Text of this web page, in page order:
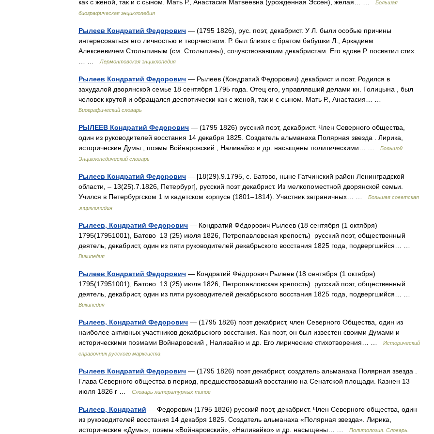
как с женой, так и с сыном. Мать Р., Анастасия Матвеевна (урожденная Эссен), желая… …
Большая
биографическая энциклопедия
Рылеев Кондратий Федорович — (1795 1826), рус. поэт, декабрист. У Л. были особые причины
интересоваться его личностью и творчеством: Р. был близок с братом бабушки Л., Аркадием
Алексеевичем Столыпиным (см. Столыпины), сочувствовавшим декабристам. Его вдове Р. посвятил стих.
Лермонтовская энциклопедия
Рылеев Кондратий Федорович — Рылеев (Кондратий Федорович) декабрист и поэт. Родился в
захудалой дворянской семье 18 сентября 1795 года. Отец его, управлявший делами кн. Голицына , был
человек крутой и обращался деспотически как с женой, так и с сыном. Мать Р., Анастасия… …
Биографический словарь
РЫЛЕЕВ Кондратий Федорович — (1795 1826) русский поэт, декабрист. Член Северного общества,
один из руководителей восстания 14 декабря 1825. Создатель альманаха Полярная звезда . Лирика,
исторические Думы , поэмы Войнаровский , Наливайко и др. насыщены политическими… …
Большой
Энциклопедический словарь
Рылеев Кондратий Федорович — [18(29).9.1795, с. Батово, ныне Гатчинский район Ленинградской
области, ‒ 13(25).7.1826, Петербург], русский поэт декабрист. Из мелкопоместной дворянской семьи.
Учился в Петербургском 1 м кадетском корпусе (1801‒1814). Участник заграничных… …
Большая советская
энциклопедия
Рылеев, Кондратий Федорович — Кондратий Фёдорович Рылеев (18 сентября (1 октября)
1795(17951001), Батово 13 (25) июля 1826, Петропавловская крепость) русский поэт, общественный
деятель, декабрист, один из пяти руководителей декабрьского восстания 1825 года, подвергшийся… …
Википедия
Рылеев Кондратий Федорович — Кондратий Фёдорович Рылеев (18 сентября (1 октября)
1795(17951001), Батово 13 (25) июля 1826, Петропавловская крепость) русский поэт, общественный
деятель, декабрист, один из пяти руководителей декабрьского восстания 1825 года, подвергшийся… …
Википедия
Рылеев, Кондратий Федорович — (1795 1826) поэт декабрист, член Северного Общества, один из
наиболее активных участников декабрьского восстания. Как поэт, он был известен своими Думами и
историческими поэмами Войнаровский , Наливайко и др. Его лирические стихотворения… …
Исторический
справочник русского марксиста
Рылеев Кондратий Федорович — (1795 1826) поэт декабрист, создатель альманаха Полярная звезда .
Глава Северного общества в период, предшествовавший восстанию на Сенатской площади. Казнен 13
июля 1826 г …
Словарь литературных типов
Рылеев, Кондратий — Федорович (1795 1826) русский поэт, декабрист. Член Северного общества, один
из руководителей восстания 14 декабря 1825. Создатель альманаха «Полярная звезда». Лирика,
исторические «Думы», поэмы «Войнаровский», «Наливайко» и др. насыщены… …
Политология. Словарь.